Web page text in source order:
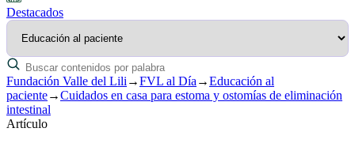
Destacados
Fundación Valle del Lili →FVL al Día →Educación al
paciente→Cuidados en casa para estoma y ostomías de eliminación
intestinal
Artículo